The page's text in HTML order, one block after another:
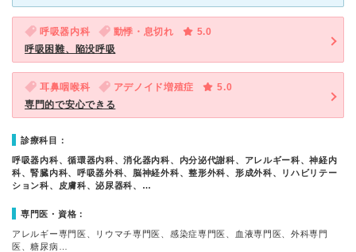
呼吸器内科 動悸・息切れ
5.0
呼吸困難、陥没呼吸
耳鼻咽喉科 アデノイド増殖症
5.0
専門的で安心できる
診療科目：
呼吸器内科、循環器内科、消化器内科、内分泌代謝科、アレルギー科、神経内
科、腎臓内科、呼吸器外科、脳神経外科、整形外科、形成外科、リハビリテー
ション科、皮膚科、泌尿器科、…
専門医・資格：
アレルギー専門医、リウマチ専門医、感染症専門医、血液専門医、外科専門
医、糖尿病…